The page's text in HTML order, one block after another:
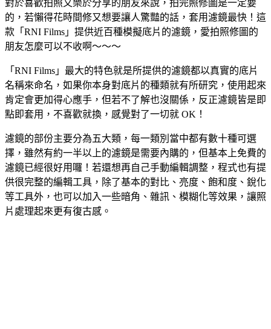
對於喜歡拍照又樂於分享的朋友來說，拍完照修圖是一定要
的，若懶得花時間修又想要讓人驚豔的話，套用濾鏡最快！這
款「RNI Films」提供近百種模擬底片的濾鏡，愛拍照修圖的
朋友怎麼可以不收啊～～～
「RNI Films」最大的特色就是所提供的濾鏡都以真實的底片
名稱來命名，如果你本身對底片的種類就有所研究，使用起來
肯定會更加得心應手，但若不了解也沒關係，反正濾鏡皆是即
點即套用，不喜歡就換，感覺對了一切就 OK！
濾鏡的部份主要分為五大類，每一類別當中都有數十種可選
擇，雖然有約一半以上的濾鏡是需要內購的，但基本上免費的
濾鏡已經很好用囉！若還想再自己手動編輯調整，程式也有提
供很完整的編輯工具，除了基本的對比、亮度、飽和度、銳化
等工具外，也可以加入一些暗角、雜訊、模糊化等效果，讓照
片處理起來更有復古感。